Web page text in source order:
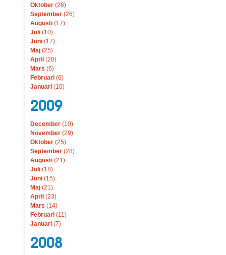
Oktober (26)
September (26)
Augusti (17)
Juli (10)
Juni (17)
Maj (25)
April (20)
Mars (6)
Februari (6)
Januari (10)
2009
December (10)
November (29)
Oktober (25)
September (28)
Augusti (21)
Juli (18)
Juni (15)
Maj (21)
April (23)
Mars (14)
Februari (11)
Januari (7)
2008